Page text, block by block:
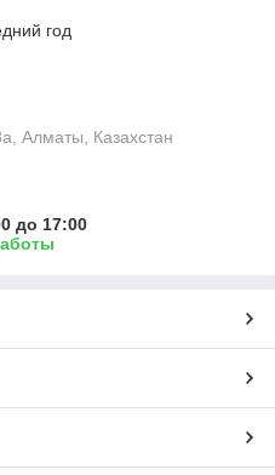
год
Алматы, Казахстан
до 17:00